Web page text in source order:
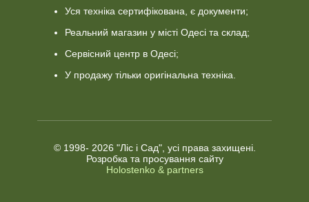
Уся техніка сертифікована, є документи;
Реальний магазин у місті Одесі та склад;
Сервісний центр в Одесі;
У продажу тільки оригінальна техніка.
© 1998- 2026 "Ліс і Сад", усі права захищені.
Розробка та просування сайту
Holostenko & partners